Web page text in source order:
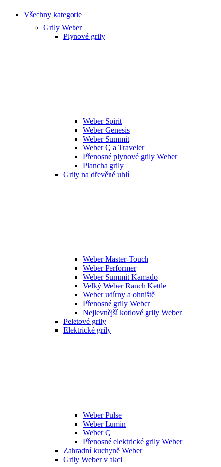
Všechny kategorie
Grily Weber
Plynové grily
Weber Spirit
Weber Genesis
Weber Summit
Weber Q a Traveler
Přenosné plynové grily Weber
Plancha grily
Grily na dřevěné uhlí
Weber Master-Touch
Weber Performer
Weber Summit Kamado
Velký Weber Ranch Kettle
Weber udírny a ohniště
Přenosné grily Weber
Nejlevnější kotlové grily Weber
Peletové grily
Elektrické grily
Weber Pulse
Weber Lumin
Weber Q
Přenosné elektrické grily Weber
Zahradní kuchyně Weber
Grily Weber v akci